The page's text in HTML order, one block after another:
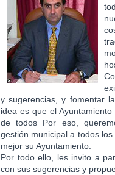
y sugerencias, y fomentar
idea es que el
de todos Por eso,
gestión municipal a todos
mejor su Ayuntamiento.
Por todo ello, les invito a
con sus sugerencias y